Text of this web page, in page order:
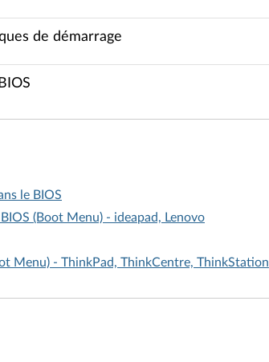
de démarrage
le BIOS
(Boot Menu) - ideapad, Lenovo
Menu) - ThinkPad, ThinkCentre, ThinkStation